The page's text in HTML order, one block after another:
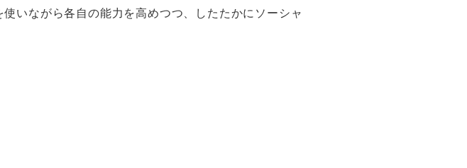
いながら各自の能力を高めつつ、したたかにソーシャ